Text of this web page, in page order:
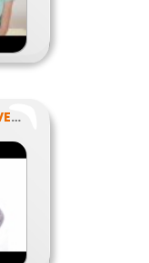
A FRIZURA HIVATLAN VENDÉGEI - A FEJTETVEK